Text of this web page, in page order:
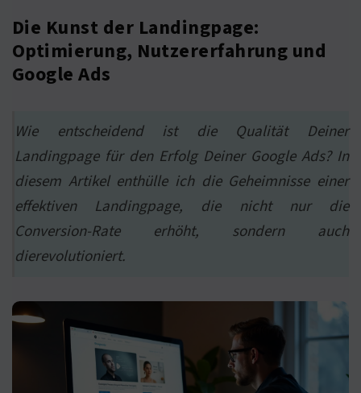
Die Kunst der Landingpage:
Optimierung, Nutzererfahrung und
Google Ads
Wie entscheidend ist die Qualität Deiner
Landingpage für den Erfolg Deiner Google Ads? In
diesem Artikel enthülle ich die Geheimnisse einer
effektiven Landingpage, die nicht nur die
Conversion-Rate erhöht, sondern auch
dierevolutioniert.